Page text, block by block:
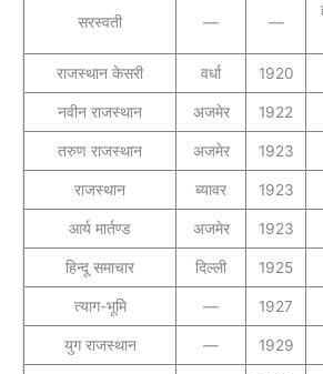
सरस्वती — —
राजस्थान केसरी वर्धा 1920
नवीन राजस्थान अजमेर 1922
तरुण राजस्थान अजमेर 1923
राजस्थान ब्यावर 1923
आर्य मार्तण्ड अजमेर 1923
हिन्दू समाचार दिल्ली 1925
त्याग-भूमि — 1927
युग राजस्थान — 1929